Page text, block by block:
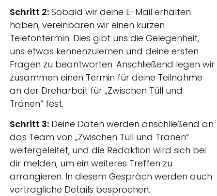
Schritt 2: Sobald wir deine E-Mail erhalten
haben, vereinbaren wir einen kurzen
Telefontermin. Dies gibt uns die Gelegenheit,
uns etwas kennenzulernen und deine ersten
Fragen zu beantworten. Anschließend legen wir
zusammen einen Termin für deine Teilnahme
an der Dreharbeit für „Zwischen Tüll und
Tränen“ fest.
Schritt 3: Deine Daten werden anschließend an
das Team von „Zwischen Tüll und Tränen“
weitergeleitet, und die Redaktion wird sich bei
dir melden, um ein weiteres Treffen zu
arrangieren. In diesem Gespräch werden auch
vertragliche Details besprochen.